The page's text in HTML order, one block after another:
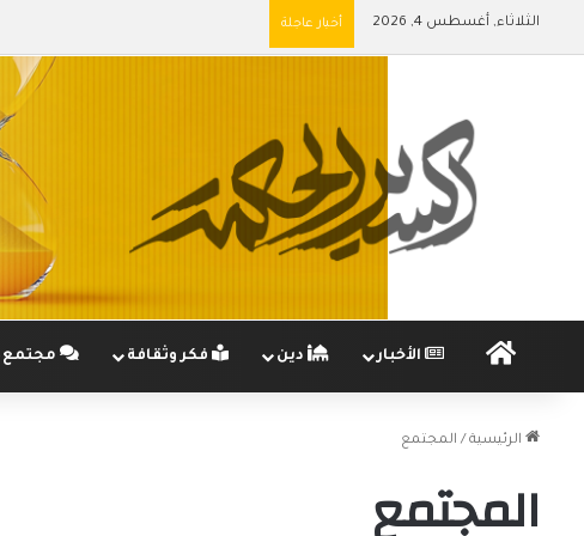
الثلاثاء, أغسطس 4, 2026 أخبار عاجلة
الرئيسيةالأخبار دين فكر وثقافة مجتمع
الرئيسية / المجتمع
المجتمع